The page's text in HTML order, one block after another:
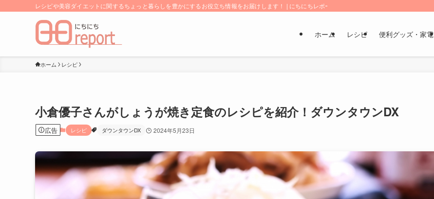
レシピや美容ダイエットに関するちょっと暮らしを豊かにするお役立ち情報をお届けします！ | にちにちレポート
ホーム レシピ 便利グッズ・家電
ホーム レシピ
小倉優子さんがしょうが焼き定食のレシピを紹介！ダウンタウンDX
広告 レシピ ダウンタウンDX 2024年5月23日